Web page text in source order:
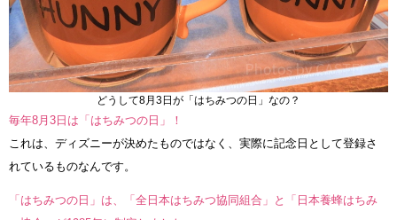
どうして8月3日が「はちみつの日」なの？
毎年8月3日は「はちみつの日」！
これは、ディズニーが決めたものではなく、実際に記念日として登録さ
れているものなんです。
「はちみつの日」は、「全日本はちみつ協同組合」と「日本養蜂はちみ